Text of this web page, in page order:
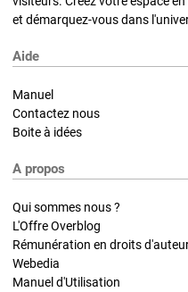
et démarquez-vous dans
Aide
Manuel
Contactez nous
Boite à idées
A propos
Qui sommes nous ?
L'Offre Overblog
Rémunération en droits
Webedia
Manuel d'Utilisation